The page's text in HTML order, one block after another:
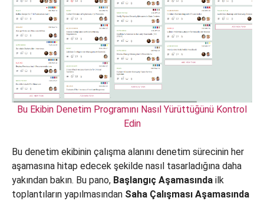
Bu Ekibin Denetim Programını Nasıl Yürüttüğünü Kontrol
Edin
Bu denetim ekibinin çalışma alanını denetim sürecinin her
aşamasına hitap edecek şekilde nasıl tasarladığına daha
yakından bakın. Bu pano, Başlangıç Aşamasında ilk
toplantıların yapılmasından Saha Çalışması Aşamasında